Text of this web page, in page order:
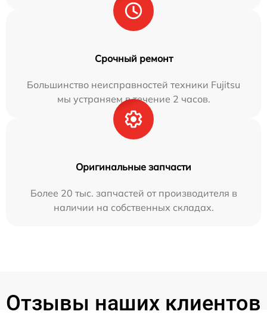
Срочный ремонт
Большинство неисправностей техники Fujitsu
мы устраняем в течение 2 часов.
Оригинальные запчасти
Более 20 тыс. запчастей от производителя в
наличии на собственных складах.
Отзывы наших клиентов